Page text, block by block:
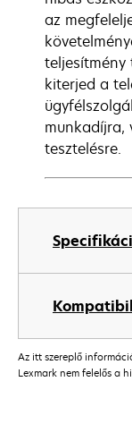
az
teljesítmény
kiterjed a
munkadíjra,
tesztelésre.
Az itt szereplő
Lexmark nem felelős a